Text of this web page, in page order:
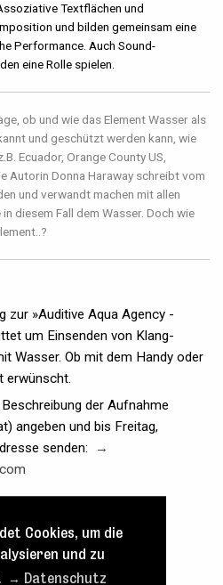
Cookies, um die
und zu
→ Datenschutz
Textflächen und
und bilden gemeinsam eine
Performance. Auch Sound-
eine Rolle spielen.
ob und wie das Element Wasser als
und geschützt werden kann, wie
Ecuador, Orange County US,
Autorin Donna Haraway schreibt vom
und verwandt machen mit allen
diesem Fall dem Wasser. Doch wie
zur »Auditive Aqua Agency -
um Einsenden von Klang-
Wasser. Ob mit dem Handy oder
erwünscht.
der Aufnahme
angeben und bis Freitag,
senden:
→
und Ausstellung)
21 Uhr
– nur mit Termin)